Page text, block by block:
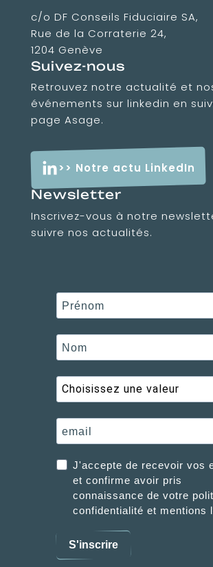
c/o DF Conseils Fiduciaire SA,
Rue de la Corraterie 24,
1204 Genève
Suivez-nous
Retrouvez notre actualité et
événements sur linkedin en
page Asage.
>> Notre actu LinkedIn
Newsletter
Inscrivez-vous à notre
suivre nos actualités.
J'accepte de recevoir vos
et confirme avoir pris
connaissance de votre
confidentialité et mentions
S'inscrire